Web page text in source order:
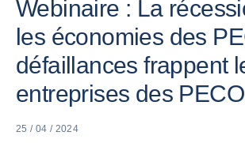
Webinaire : La
les économies des
défaillances frappent
entreprises des PECO
25 / 04 / 2024